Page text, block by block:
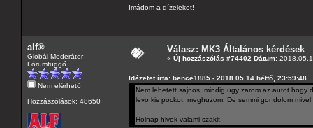
Imádom a dízeleket!
alf®
Globál Moderátor
Fórumfüggő
Nem elérhető
Hozzászólások: 48650
Válasz: MK3 Általános kérdések
« Új hozzászólás #74402 Dátum:
Idézetet írta: bence1885 - 2018.05.14 hétfő, 23:59:48
Nem lehetett sajnos, mindig ugy zarom az autot hogy
levo kis pockot, meghuzom. De semmi gondolom
Holnap hivok valami szakit.